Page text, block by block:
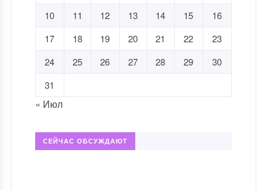
10
11 12 13 14 15
16
17
18 19 20 21 22
23
24
25 26 27 28 29
30
31
« Июл
СЕЙЧАС ОБСУЖДАЮТ